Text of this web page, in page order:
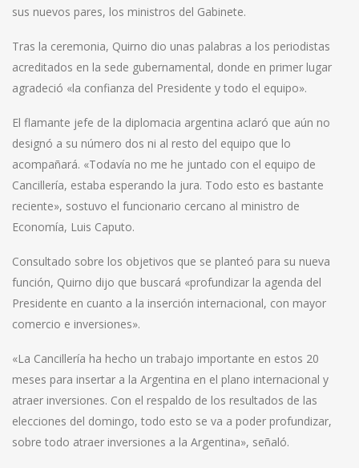
sus nuevos pares, los ministros del Gabinete.
Tras la ceremonia, Quirno dio unas palabras a los periodistas
acreditados en la sede gubernamental, donde en primer lugar
agradeció «la confianza del Presidente y todo el equipo».
El flamante jefe de la diplomacia argentina aclaró que aún no
designó a su número dos ni al resto del equipo que lo
acompañará. «Todavía no me he juntado con el equipo de
Cancillería, estaba esperando la jura. Todo esto es bastante
reciente», sostuvo el funcionario cercano al ministro de
Economía, Luis Caputo.
Consultado sobre los objetivos que se planteó para su nueva
función, Quirno dijo que buscará «profundizar la agenda del
Presidente en cuanto a la inserción internacional, con mayor
comercio e inversiones».
«La Cancillería ha hecho un trabajo importante en estos 20
meses para insertar a la Argentina en el plano internacional y
atraer inversiones. Con el respaldo de los resultados de las
elecciones del domingo, todo esto se va a poder profundizar,
sobre todo atraer inversiones a la Argentina», señaló.